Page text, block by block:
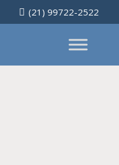
(21) 99722-2522